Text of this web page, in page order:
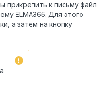
прикрепить к письму файл
ELMA365. Для этого
а затем на кнопку